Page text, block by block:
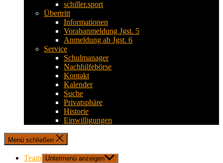
schiller.sport
Übertritt
Informationen
Vorabanmeldung Jgst. 5
Anmeldung ab Jgst. 6
Service
Schulmanager
Nachhilfebörse
Kontakt
Kalender
Suche
Privatsphäre
Historie
Einwilligungen
Menü schließen
Team Untermenü anzeigen